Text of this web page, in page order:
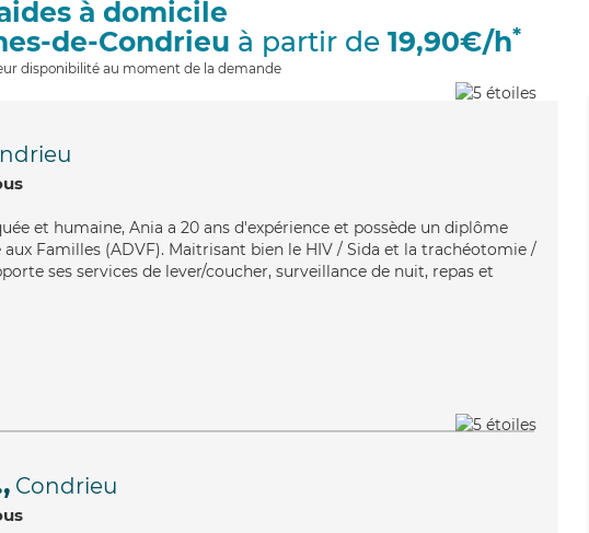
à domicile
de-Condrieu à partir de 19,90€/h*
disponibilité au moment de la demande
et humaine, Ania a 20 ans d'expérience et possède un diplôme
aux Familles (ADVF). Maitrisant bien le HIV / Sida et la trachéotomie /
ses services de lever/coucher, surveillance de nuit, repas et
Condrieu